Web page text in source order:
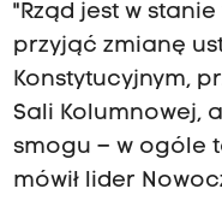
"Rząd jest w
przyjąć zmianę
Konstytucyjnym,
Sali Kolumnowej,
smogu – w ogóle
mówił lider